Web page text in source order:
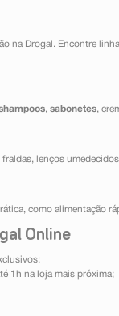
na Drogal. Encontre
, sabonetes,
lenços
como alimentação
Online
1h na loja mais próxima;